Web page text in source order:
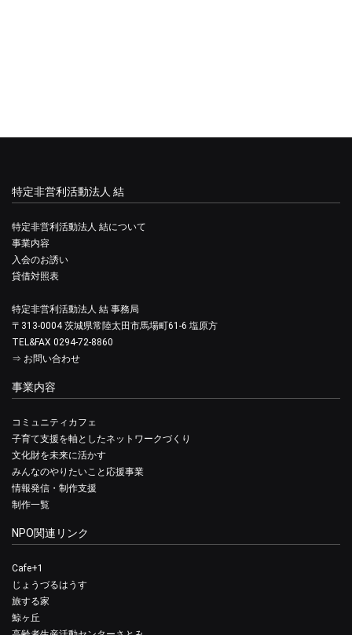
特定非営利活動法人 結
特定非営利活動法人 結について
事業内容
入会のお誘い
貸借対照表
特定非営利活動法人 結 事務局
〒313-0004 茨城県常陸太田市馬場町61-6 塩原方
TEL&FAX 0294-72-8860
⇒ お問い合わせ
事業内容
コミュニティカフェ
子育て支援を軸としたネットワークづくり
文化財を未来に活かす
みんなのやりたいこと応援事業
情報発信・制作支援
制作一覧
NPO関連リンク
Cafe+1
じょうづるはうす
旅する家
鯨ヶ丘